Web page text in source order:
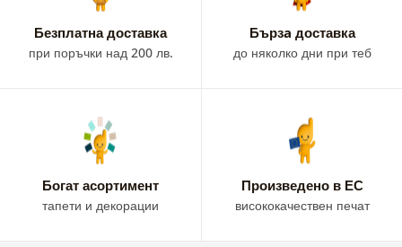
Безплатна доставка
при поръчки над 200 лв.
Бързa доставка
до няколко дни при теб
Богат асортимент
тапети и декорации
Произведено в ЕС
висококачествен печат